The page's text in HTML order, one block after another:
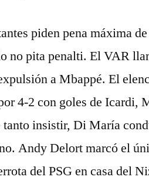
piden pena máxima
no pita penalti. El VAR
a Mbappé. El
4-2 con goles de Icardi,
tanto insistir, Di María
Andy Delort marcó el
del PSG en casa del